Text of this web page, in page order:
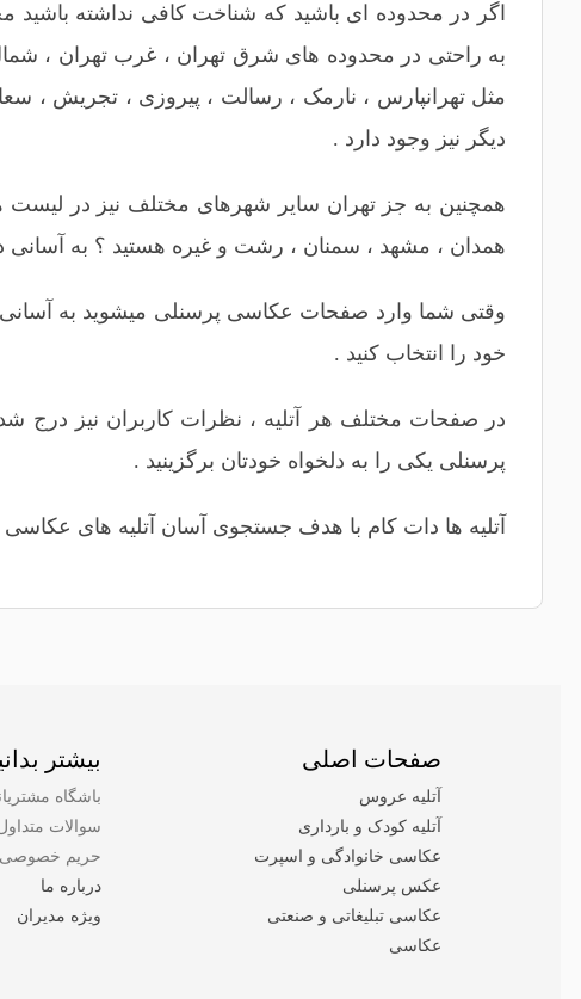
اگر در محدوده ای باشید که شناخت کافی نداشته باشید
به راحتی در محدوده های شرق تهران ، غرب تهران ،
مثلتهرانپارس ، نارمک ، رسالت ، پیروزی ، تجریش ،
دیگر نیز وجود دارد .
همچنین به جز تهران سایر شهرهای مختلف نیز در لیست
همدان ، مشهد ، سمنان ، رشت و غیره هستید ؟ به
وقتی شما وارد صفحات عکاسی پرسنلی میشوید به آسانی
خود را انتخاب کنید .
در صفحات مختلف هر آتلیه ، نظرات کاربران نیز درج
پرسنلی یکی را به دلخواه خودتان برگزینید .
آتلیه ها دات کام با هدف جستجوی آسان آتلیه های
صفحات اصلی
آتلیه عروس
آتلیه کودک و بارداری
عکاسی خانوادگی و اسپرت
عکس پرسنلی
عکاسی تبلیغاتی و صنعتی
عکاسی
بیشتر
باشگاه
سوالات
حریم خصوصی
درباره ما
ویژه مدیران